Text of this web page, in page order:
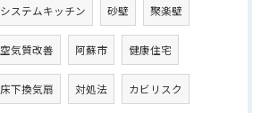
システムキッチン 砂壁 聚楽壁
空気質改善 阿蘇市 健康住宅
床下換気扇 対処法 カビリスク